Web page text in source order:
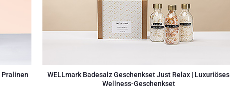
Pralinen
WELLmark Badesalz Geschenkset Just Relax | Luxuriöses
Wellness-Geschenkset